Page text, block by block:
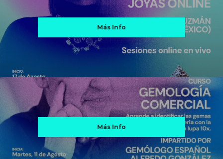
Más Info
Más Info